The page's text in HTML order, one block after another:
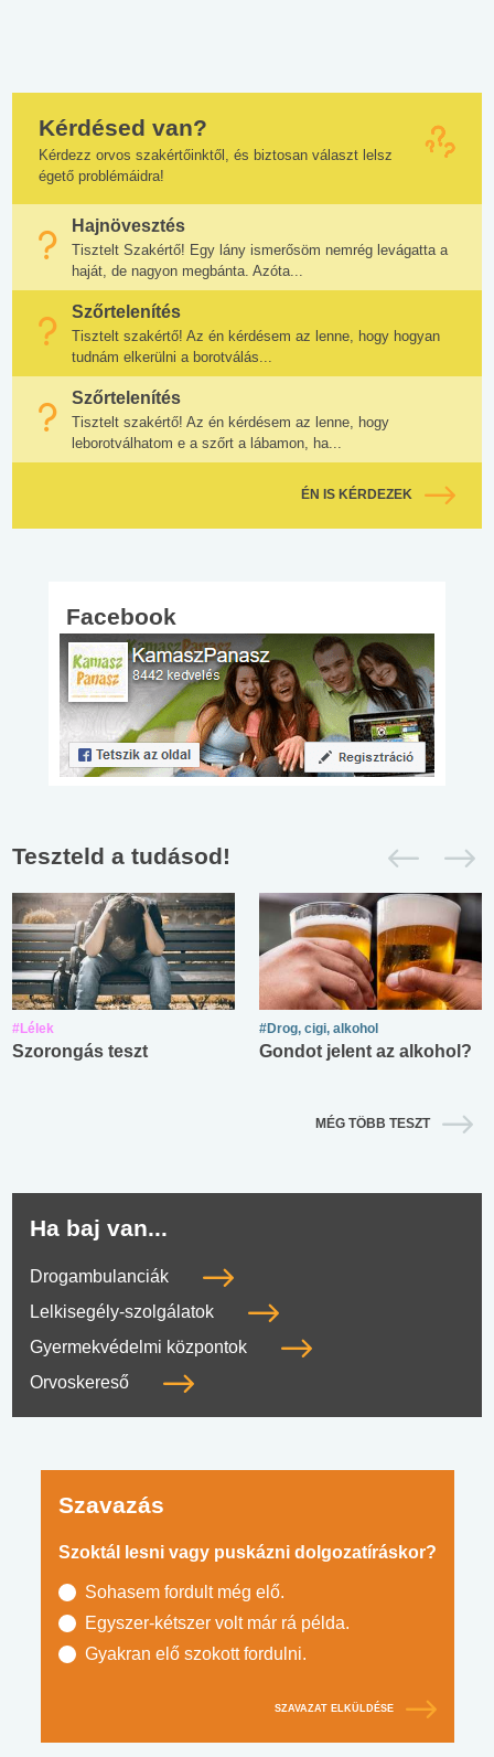
Kérdésed van?
Kérdezz orvos szakértőinktől, és biztosan választ lelsz
égető problémáidra!
Hajnövesztés
Tisztelt Szakértő! Egy lány ismerősöm nemrég levágatta a
haját, de nagyon megbánta. Azóta...
Szőrtelenítés
Tisztelt szakértő! Az én kérdésem az lenne, hogy hogyan
tudnám elkerülni a borotválás...
Szőrtelenítés
Tisztelt szakértő! Az én kérdésem az lenne, hogy
leborotválhatom e a szőrt a lábamon, ha...
ÉN IS KÉRDEZEK
Facebook
Teszteld a tudásod!
#Lélek
Szorongás teszt
#Drog, cigi, alkohol
Gondot jelent az alkohol?
MÉG TÖBB TESZT
Ha baj van...
Drogambulanciák
Lelkisegély-szolgálatok
Gyermekvédelmi központok
Orvoskereső
Szavazás
Szoktál lesni vagy puskázni dolgozatíráskor?
Sohasem fordult még elő.
Egyszer-kétszer volt már rá példa.
Gyakran elő szokott fordulni.
SZAVAZAT ELKÜLDÉSE